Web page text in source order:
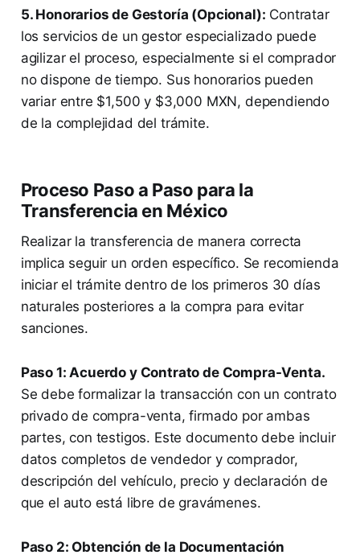
5. Honorarios de Gestoría (Opcional): Contratar
los servicios de un gestor especializado puede
agilizar el proceso, especialmente si el comprador
no dispone de tiempo. Sus honorarios pueden
variar entre $1,500 y $3,000 MXN, dependiendo
de la complejidad del trámite.
Proceso Paso a Paso para la
Transferencia en México
Realizar la transferencia de manera correcta
implica seguir un orden específico. Se recomienda
iniciar el trámite dentro de los primeros 30 días
naturales posteriores a la compra para evitar
sanciones.
Paso 1: Acuerdo y Contrato de Compra-Venta.
Se debe formalizar la transacción con un contrato
privado de compra-venta, firmado por ambas
partes, con testigos. Este documento debe incluir
datos completos de vendedor y comprador,
descripción del vehículo, precio y declaración de
que el auto está libre de gravámenes.
Paso 2: Obtención de la Documentación